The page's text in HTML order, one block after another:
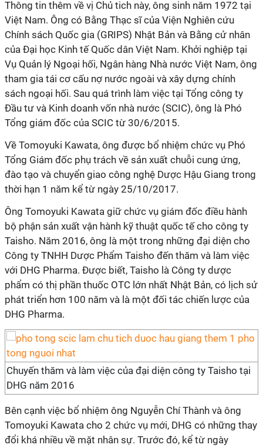
Thông tin thêm về vị Chủ tich này, ông sinh năm 1972 tại
Việt Nam. Ông có Bằng Thạc sĩ của Viện Nghiên cứu
Chính sách Quốc gia (GRIPS) Nhật Bản và Bằng cử nhân
của Đại học Kinh tế Quốc dân Việt Nam. Khởi nghiệp tại
Vụ Quản lý Ngoại hối, Ngân hàng Nhà nước Việt Nam, ông
tham gia tái cơ cấu nợ nước ngoài và xây dựng chính
sách ngoại hối. Sau quá trình làm việc tại Tổng công ty
Đầu tư và Kinh doanh vốn nhà nước (SCIC), ông là Phó
Tổng giám đốc của SCIC từ 30/6/2015.
Về Tomoyuki Kawata, ông được bổ nhiệm chức vụ Phó
Tổng Giám đốc phụ trách về sản xuất chuỗi cung ứng,
đào tạo và chuyển giao công nghệ Dược Hậu Giang trong
thời hạn 1 năm kể từ ngày 25/10/2017.
Ông Tomoyuki Kawata giữ chức vụ giám đốc điều hành
bộ phận sản xuất vận hành kỹ thuật quốc tế cho công ty
Taisho. Năm 2016, ông là một trong những đại diện cho
Công ty TNHH Dược Phẩm Taisho đến thăm và làm việc
với DHG Pharma. Được biết, Taisho là Công ty dược
phẩm có thị phần thuốc OTC lớn nhất Nhật Bản, có lịch sử
phát triển hơn 100 năm và là một đối tác chiến lược của
DHG Pharma.
Chuyến thăm và làm việc của đại diện công ty Taisho tại
DHG năm 2016
Bên cạnh việc bổ nhiệm ông Nguyễn Chí Thành và ông
Tomoyuki Kawata cho 2 chức vụ mới, DHG có những thay
đổi khá nhiều về mặt nhân sự. Trước đó, kể từ ngày